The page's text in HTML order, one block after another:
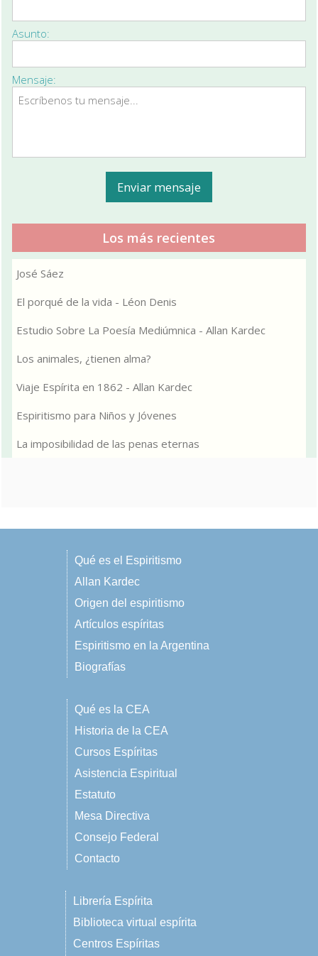
Asunto:
Mensaje:
Los más recientes
José Sáez
El porqué de la vida - Léon Denis
Estudio Sobre La Poesía Mediúmnica - Allan Kardec
Los animales, ¿tienen alma?
Viaje Espírita en 1862 - Allan Kardec
Espiritismo para Niños y Jóvenes
La imposibilidad de las penas eternas
Qué es el Espiritismo
Allan Kardec
Origen del espiritismo
Artículos espíritas
Espiritismo en la Argentina
Biografías
Qué es la CEA
Historia de la CEA
Cursos Espíritas
Asistencia Espiritual
Estatuto
Mesa Directiva
Consejo Federal
Contacto
Librería Espírita
Biblioteca virtual espírita
Centros Espíritas